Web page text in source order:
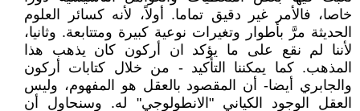
خاصا، فالأمر غير دقيق تماما. أولاً، لأنه كسائر العلوم
الحديثة مرَّ بأطوار وتغيرات نوعية كبيرة ومتتابعة. وثانيا،
لأننا لم نقع على ما يؤكد ان أركون كان يذهب هذا
المذهب. كما يمكننا التأكيد - من خلال كتابات أركون
والجابري أيضا- أن المقصود بالعقل هو المفهوم، وليس
العقل الوجود الكياني "الانطولوجي" له. وسنحاول أن